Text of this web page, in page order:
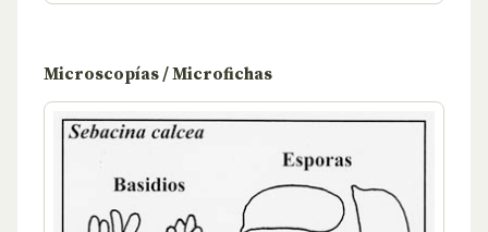
Microscopías / Microfichas